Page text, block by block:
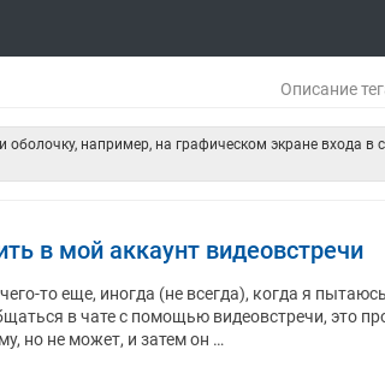
Описание
например, на графическом экране входа в
в мой аккаунт видеовстречи
то еще, иногда (не всегда), когда я
в чате с помощью видеовстречи, это
но не может, и затем он …